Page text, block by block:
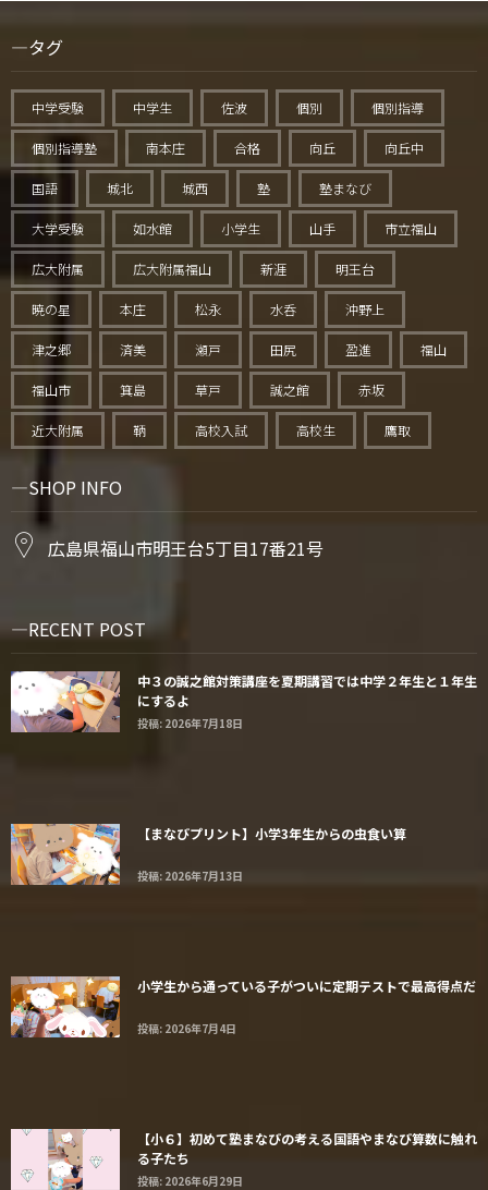
タグ
中学受験 中学生 佐波 個別 個別指導
個別指導塾 南本庄 合格 向丘 向丘中
国語 城北 城西 塾 塾まなび
大学受験 如水館 小学生 山手 市立福山
広大附属 広大附属福山 新涯 明王台
暁の星 本庄 松永 水呑 沖野上
津之郷 済美 瀬戸 田尻 盈進 福山
福山市 箕島 草戸 誠之館 赤坂
近大附属 鞆 高校入試 高校生 鷹取
SHOP INFO
広島県福山市明王台5丁目17番21号
RECENT POST
中３の誠之館対策講座を夏期講習では中学２年生と１年生
にするよ
投稿: 2026年7月18日
【まなびプリント】小学3年生からの虫食い算
投稿: 2026年7月13日
小学生から通っている子がついに定期テストで最高得点だ
投稿: 2026年7月4日
【小６】初めて塾まなびの考える国語やまなび算数に触れ
る子たち
投稿: 2026年6月29日